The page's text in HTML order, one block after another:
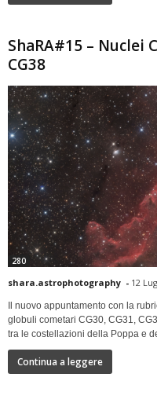
ShaRA#15 – Nuclei
CG38
280
shara.astrophotography - 12
Il nuovo appuntamento con la
globuli cometari CG30, CG31,
tra le costellazioni della Poppa e
Continua a leggere